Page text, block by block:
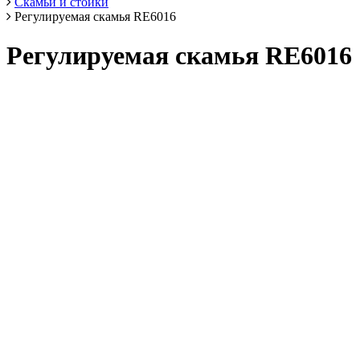
Регулируемая скамья RE6016
Регулируемая скамья RE6016